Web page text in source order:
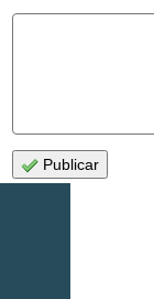
Publicar